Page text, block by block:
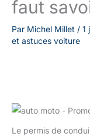
faut
Par Michel Millet / 1
et astuces voiture
Le permis de